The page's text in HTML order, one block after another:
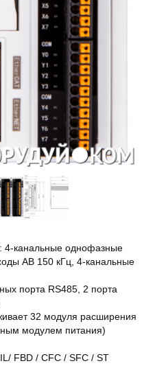
4-канальные однофазные
AB 150 кГц, 4-канальные
порта RS485, 2 порта
32 модуля расширения
модулем питания)
FBD / CFC / SFC / ST